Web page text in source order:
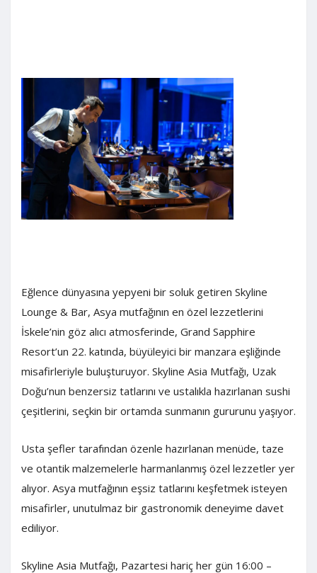
Eğlence dünyasına yepyeni bir soluk getiren Skyline
Lounge & Bar, Asya mutfağının en özel lezzetlerini
İskele’nin göz alıcı atmosferinde, Grand Sapphire
Resort’un 22. katında, büyüleyici bir manzara eşliğinde
misafirleriyle buluşturuyor. Skyline Asia Mutfağı, Uzak
Doğu’nun benzersiz tatlarını ve ustalıkla hazırlanan sushi
çeşitlerini, seçkin bir ortamda sunmanın gururunu yaşıyor.
Usta şefler tarafından özenle hazırlanan menüde, taze
ve otantik malzemelerle harmanlanmış özel lezzetler yer
alıyor. Asya mutfağının eşsiz tatlarını keşfetmek isteyen
misafirler, unutulmaz bir gastronomik deneyime davet
ediliyor.
Skyline Asia Mutfağı, Pazartesi hariç her gün 16:00 –